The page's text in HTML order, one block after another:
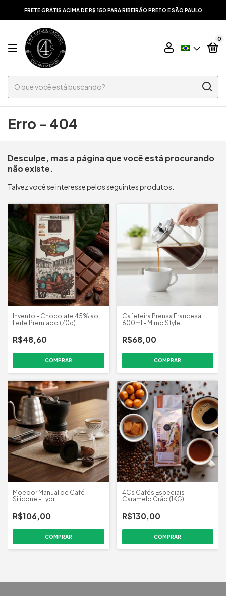
FRETE GRÁTIS ACIMA DE R$ 150 PARA RIBEIRÃO PRETO E SÃO PAULO
0
Erro - 404
Desculpe, mas a página que você está procurando
não existe.
Talvez você se interesse pelos seguintes produtos.
Invento - Chocolate 45% ao
Leite Premiado (70g)
R$48,60
Cafeteira Prensa Francesa
600ml - Mimo Style
R$68,00
Moedor Manual de Café
Silicone - Lyor
R$106,00
4Cs Cafés Especiais -
Caramelo Grão (1KG)
R$130,00